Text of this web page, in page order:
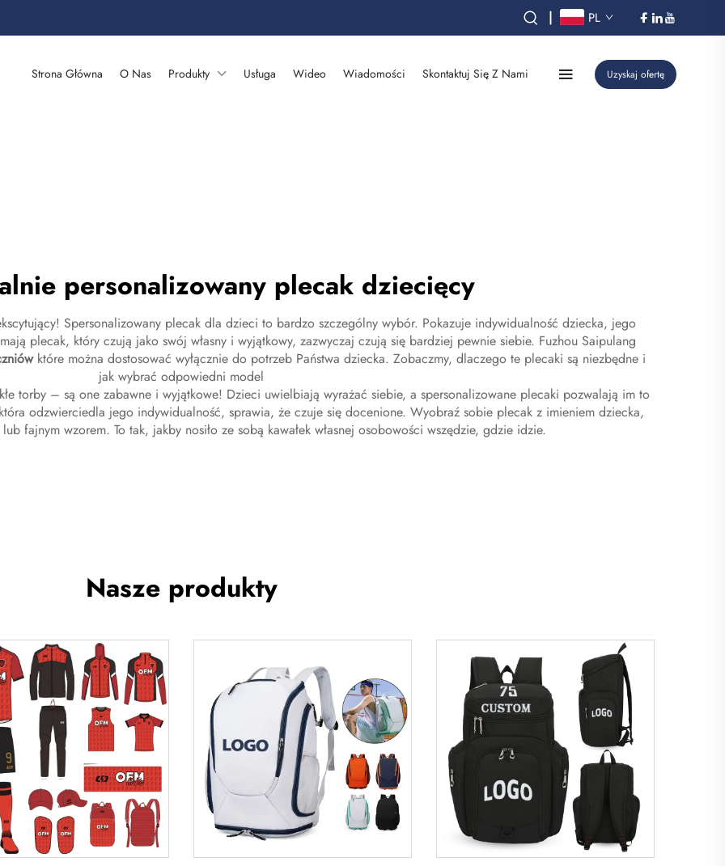
| PL
Strona Główna O Nas Produkty Usługa Wideo Wiadomości Skontaktuj Się Z Nami Uzyskaj ofertę
personalizowany plecak dziecięcy
Spersonalizowany plecak dla dzieci to bardzo szczególny wybór. Pokazuje indywidualność dziecka, jego
plecak, który czują jako swój własny i wyjątkowy, zazwyczaj czują się bardziej pewnie siebie. Fuzhou Saipulang
które można dostosować wyłącznie do potrzeb Państwa dziecka. Zobaczmy, dlaczego te plecaki są niezbędne i
jak wybrać odpowiedni model
torby – są one zabawne i wyjątkowe! Dzieci uwielbiają wyrażać siebie, a spersonalizowane plecaki pozwalają im to
odzwierciedla jego indywidualność, sprawia, że czuje się docenione. Wyobraź sobie plecak z imieniem dziecka,
fajnym wzorem. To tak, jakby nosiło ze sobą kawałek własnej osobowości wszędzie, gdzie idzie.
Nasze produkty